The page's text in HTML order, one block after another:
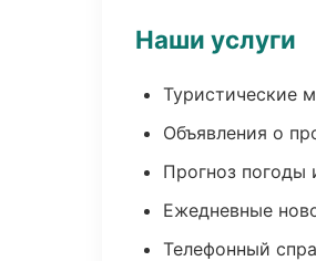
Наши услуги
Туристические
Объявления о
Прогноз погоды
Ежедневные
Телефонный